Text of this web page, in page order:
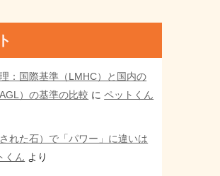
：国際基準（LMHC）と国内の
）の基準の比較 にペットくん
れた石）で「パワー」に違いは
くん より